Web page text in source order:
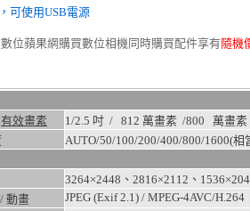
可使用USB電源
位蘋果網購買數位相機同時購買配件享有隨機
有效畫素 1/2.5 吋 / 812 萬畫素 /800 萬畫素
AUTO/50/100/200/400/800/1600(相
3264×2448、2816×2112、
動畫
JPEG (Exif 2.1) / MPEG-4AVC/H.264